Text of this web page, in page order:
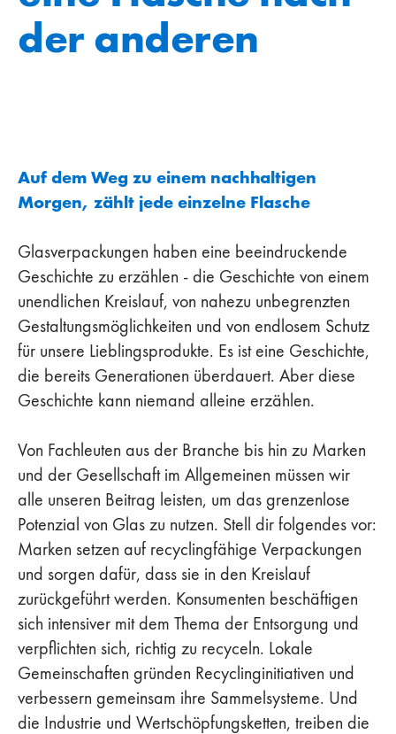
der anderen
Auf dem Weg zu einem nachhaltigen
Morgen, zählt jede einzelne Flasche
Glasverpackungen haben eine beeindruckende
Geschichte zu erzählen - die Geschichte von einem
unendlichen Kreislauf, von nahezu unbegrenzten
Gestaltungsmöglichkeiten und von endlosem Schutz
für unsere Lieblingsprodukte. Es ist eine Geschichte,
die bereits Generationen überdauert. Aber diese
Geschichte kann niemand alleine erzählen.
Von Fachleuten aus der Branche bis hin zu Marken
und der Gesellschaft im Allgemeinen müssen wir
alle unseren Beitrag leisten, um das grenzenlose
Potenzial von Glas zu nutzen. Stell dir folgendes vor:
Marken setzen auf recyclingfähige Verpackungen
und sorgen dafür, dass sie in den Kreislauf
zurückgeführt werden. Konsumenten beschäftigen
sich intensiver mit dem Thema der Entsorgung und
verpflichten sich, richtig zu recyceln. Lokale
Gemeinschaften gründen Recyclinginitiativen und
verbessern gemeinsam ihre Sammelsysteme. Und
die Industrie und Wertschöpfungsketten, treiben die